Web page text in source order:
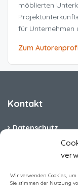
Wir verwenden Cookies,
Sie stimmen der Nutzung
möblierten
für Unternehmen
Zum
Kontakt
Datenschutz
Cookie-Richtlinie
Barrierefreiheit